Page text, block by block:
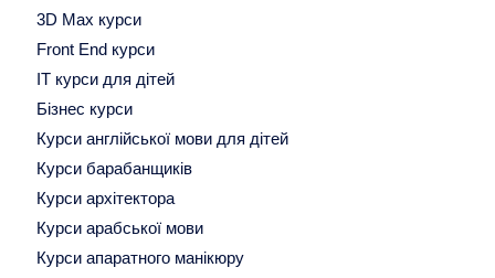
3D Max курси
Front End курси
IT курси для дітей
Бізнес курси
Курси англійської мови для дітей
Курси барабанщиків
Курси архітектора
Курси арабської мови
Курси апаратного манікюру